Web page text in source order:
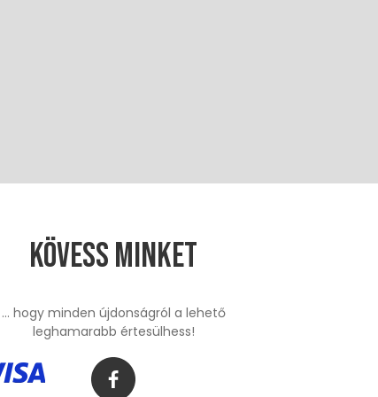
Kövess minket
... hogy minden újdonságról a lehető
leghamarabb értesülhess!